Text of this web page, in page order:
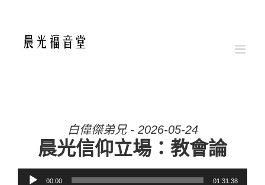
白偉傑弟兄 - 2026-05-24
晨光信仰立場：教會論
音訊播放器
00:00 01:31:38